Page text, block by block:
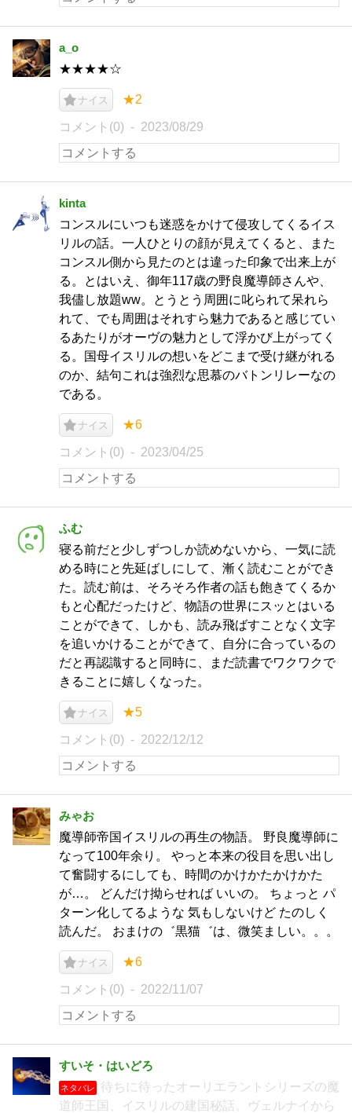
a_o
★★★★☆
ナイス ★2
コメント(0) 2023/08/29
kinta
コンスルにいつも迷惑をかけて侵攻してくるイス
リルの話。一人ひとりの顔が見えてくると、また
コンスル側から見たのとは違った印象で出来上が
る。とはいえ、御年117歳の野良魔導師さんや、
我儘し放題ww。とうとう周囲に叱られて呆れら
れて、でも周囲はそれすら魅力であると感じてい
るあたりがオーヴの魅力として浮かび上がってく
る。国母イスリルの想いをどこまで受け継がれる
のか、結句これは強烈な思慕のバトンリレーなの
である。
ナイス ★6
コメント(0) 2023/04/25
ふむ
寝る前だと少しずつしか読めないから、一気に読
める時にと先延ばしにして、漸く読むことができ
た。読む前は、そろそろ作者の話も飽きてくるか
もと心配だったけど、物語の世界にスッとはいる
ことができて、しかも、読み飛ばすことなく文字
を追いかけることができて、自分に合っているの
だと再認識すると同時に、まだ読書でワクワクで
きることに嬉しくなった。
ナイス ★5
コメント(0) 2022/12/12
みゃお
魔導師帝国イスリルの再生の物語。 野良魔導師に
なって100年余り。 やっと本来の役目を思い出し
て奮闘するにしても、時間のかけかたかけかた
が…。 どんだけ拗らせれば いいの。 ちょっと パ
ターン化してるような 気もしないけど たのしく
読んだ。 おまけの゛黒猫゛は、微笑ましい。。。
ナイス ★6
コメント(0) 2022/11/07
すいそ・はいどろ
ネタバレ
待ちに待ったオーリエラントシリーズの魔
道師王国、イスリルの建国秘話。ヴェルナイから